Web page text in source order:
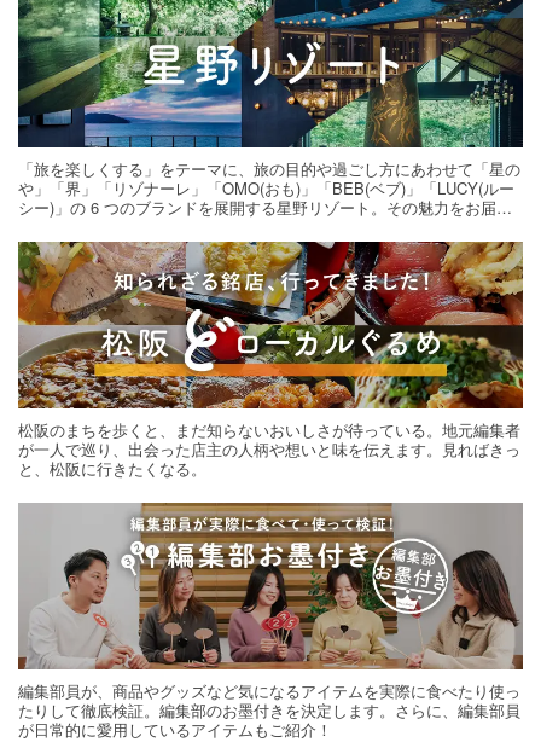
「旅を楽しくする」をテーマに、旅の目的や過ごし方にあわせて「星の
や」「界」「リゾナーレ」「OMO(おも)」「BEB(ベブ)」「LUCY(ルー
シー)」の 6 つのブランドを展開する星野リゾート。その魅力をお届け
松阪のまちを歩くと、まだ知らないおいしさが待っている。地元編集者
が一人で巡り、出会った店主の人柄や想いと味を伝えます。見ればきっ
と、松阪に行きたくなる。
編集部員が、商品やグッズなど気になるアイテムを実際に食べたり使っ
たりして徹底検証。編集部のお墨付きを決定します。さらに、編集部員
が日常的に愛用しているアイテムもご紹介！